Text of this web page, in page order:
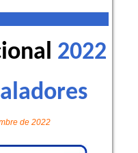
2022
de 2022